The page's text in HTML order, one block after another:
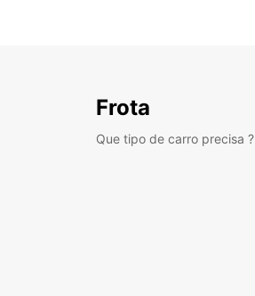
Frota
Que tipo de carro precisa ?